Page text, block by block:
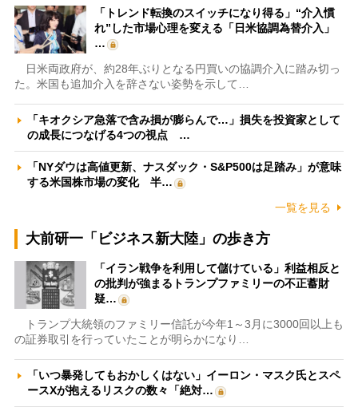
「トレンド転換のスイッチになり得る」“介入慣
れ”した市場心理を変える「日米協調為替介入」
…
日米両政府が、約28年ぶりとなる円買いの協調介入に踏み切っ
た。米国も追加介入を辞さない姿勢を示して…
「キオクシア急落で含み損が膨らんで…」損失を投資家として
の成長につなげる4つの視点 …
「NYダウは高値更新、ナスダック・S&P500は足踏み」が意味
する米国株市場の変化 半…
一覧を見る
大前研一「ビジネス新大陸」の歩き方
「イラン戦争を利用して儲けている」利益相反と
の批判が強まるトランプファミリーの不正蓄財
疑…
トランプ大統領のファミリー信託が今年1～3月に3000回以上も
の証券取引を行っていたことが明らかになり…
「いつ暴発してもおかしくはない」イーロン・マスク氏とスペ
ースXが抱えるリスクの数々「絶対…